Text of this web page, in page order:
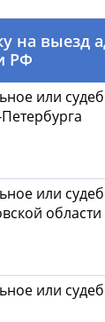
на выезд
РФ
или
или
области
или